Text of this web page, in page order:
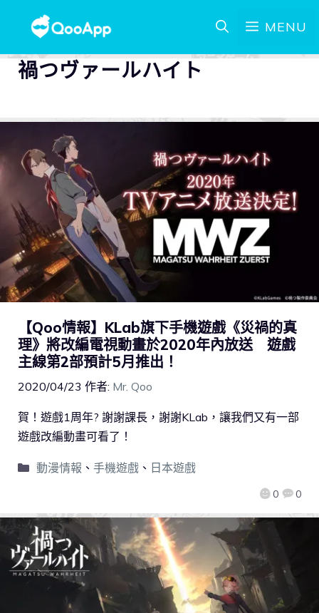
MENU
禍つヴァールハイト
【Qoo情報】KLab旗下手機遊戲《災禍的真
理》將改編電視動畫於2020年內放送 遊戲
主線第2部預計5月推出！
2020/04/23 作者: Mr. Qoo
0 0
賀！遊戲1周年? 謝謝課長，謝謝KLab，讓我們又有一部
遊戲改編動畫可看了！
動漫情報 、 手機遊戲、 日本遊戲